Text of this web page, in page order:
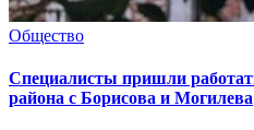
Общество
Специалисты пришли
района с Борисова и Могилева